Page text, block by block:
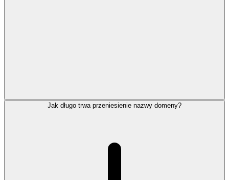
Jak długo trwa przeniesienie nazwy domeny?